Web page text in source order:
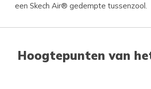
een Skech Air® gedempte tussenzool.
Hoogtepunten van